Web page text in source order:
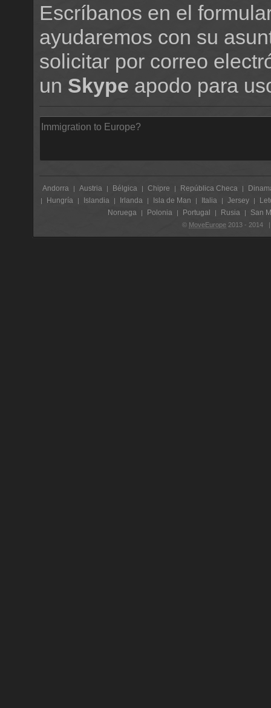
Escríbanos en el
ayudaremos con su
solicitar por correo
un Skype apodo para
Andorra | Austria | Bélgica | Chipre | República Checa |
| Hungría | Islandia | Irlanda | Isla de Man | Italia | Jersey |
Noruega
| Polonia | Portugal | Rusia | San
© MoveEurope 2013 -